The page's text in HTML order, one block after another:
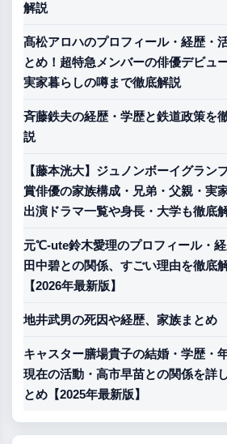
解説
髙松アロハのプロフィール・経歴・
とめ！超特急メンバーの俳優デビュ
実家暮らしの噂まで徹底解説
斉藤鉄夫の経歴・学歴と鉄道政策を
説
【藤本洸大】ジュノンボーイグラン
賞俳優の家族構成・兄弟・父親・実
出演ドラマ一覧や身長・大学も徹底
元℃-ute鈴木愛理のプロフィール・経
田中碧との関係、すごい理由を徹底
【2026年最新版】
地井武男の死因や経歴、家族まとめ
キャスター膳場貴子の結婚・学歴・
現在の活動・高市早苗との関係を詳
とめ【2025年最新版】